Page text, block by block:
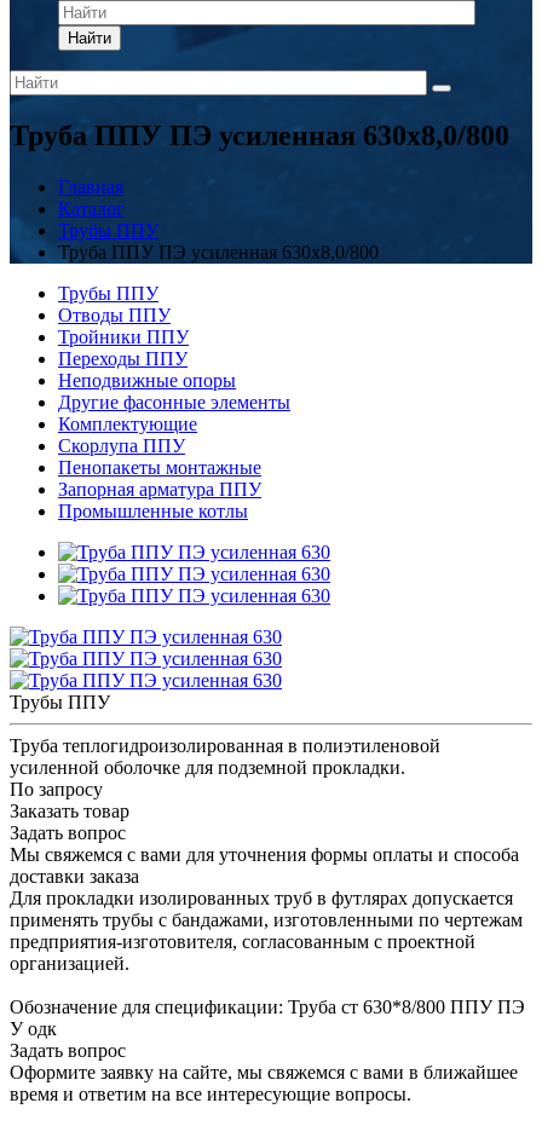
Найти
Труба ППУ ПЭ усиленная 630х8,0/800
Главная
Каталог
Трубы ППУ
Труба ППУ ПЭ усиленная 630х8,0/800
Трубы ППУ
Отводы ППУ
Тройники ППУ
Переходы ППУ
Неподвижные опоры
Другие фасонные элементы
Комплектующие
Скорлупа ППУ
Пенопакеты монтажные
Запорная арматура ППУ
Промышленные котлы
Трубы ППУ
Труба теплогидроизолированная в полиэтиленовой
усиленной оболочке для подземной прокладки.
По запросу
Заказать товар
Задать вопрос
Мы свяжемся с вами для уточнения формы оплаты и способа
доставки заказа
Для прокладки изолированных труб в футлярах допускается
применять трубы с бандажами, изготовленными по чертежам
предприятия-изготовителя, согласованным с проектной
организацией.
Обозначение для спецификации: Труба ст 630*8/800 ППУ ПЭ
У одк
Задать вопрос
Оформите заявку на сайте, мы свяжемся с вами в ближайшее
время и ответим на все интересующие вопросы.